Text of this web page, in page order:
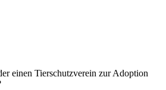
einen Tierschutzverein zur Adoption